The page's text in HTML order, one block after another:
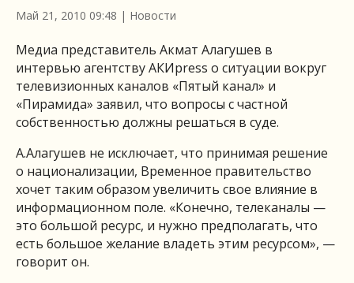
Май 21, 2010 09:48 | Новости
Медиа представитель Акмат Алагушев в
интервью агентству АКИpress о ситуации вокруг
телевизионных каналов «Пятый канал» и
«Пирамида» заявил, что вопросы с частной
собственностью должны решаться в суде.
А.Алагушев не исключает, что принимая решение
о национализации, Временное правительство
хочет таким образом увеличить свое влияние в
информационном поле. «Конечно, телеканалы —
это большой ресурс, и нужно предполагать, что
есть большое желание владеть этим ресурсом», —
говорит он.